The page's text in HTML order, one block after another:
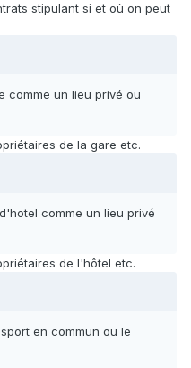
stipulant si et où on peut
comme un lieu privé ou
de la gare etc.
comme un lieu privé
de l'hôtel etc.
en commun ou le